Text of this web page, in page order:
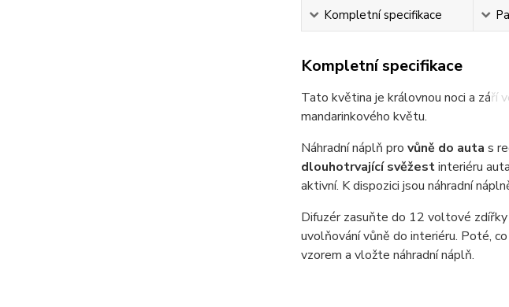
Kompletní specifikace
Kompletní specifikace
Tato květina je královnou noci a září
mandarinkového květu.
Náhradní náplň pro vůně do auta s
dlouhotrvající svěžestinteriéru
aktivní. K dispozici jsou náhradní
Difuzér zasuňte do 12 voltové
uvolňování vůně do interiéru. Poté,
vzorem a vložte náhradní náplň.